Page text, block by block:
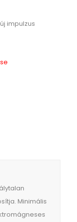
impulzus
Minimális